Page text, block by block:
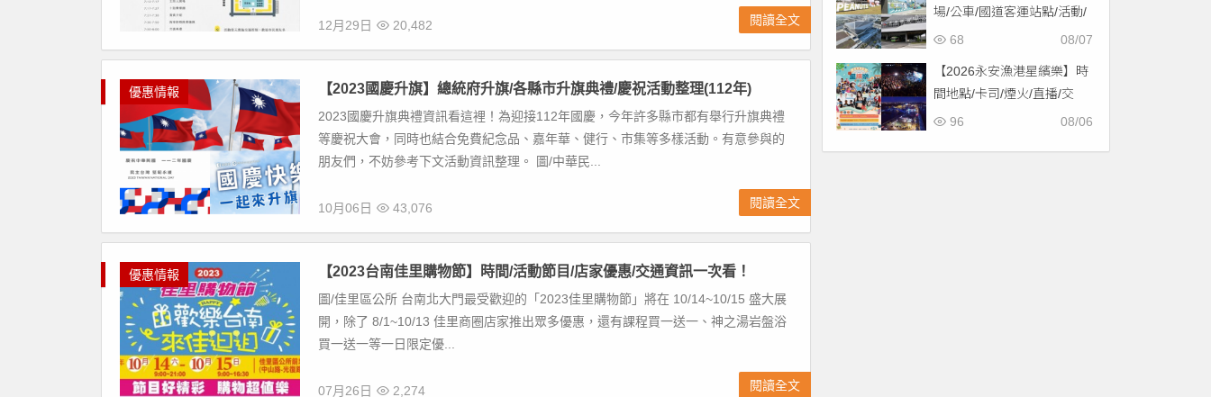
12月29日 20,482 閱讀全文
優惠情報 【2023國慶升旗】總統府升旗/各縣市升旗典禮/慶祝活動整理(112年)
2023國慶升旗典禮資訊看這裡！為迎接112年國慶，今年許多縣市都有舉行升旗典禮
等慶祝大會，同時也結合免費紀念品、嘉年華、健行、市集等多樣活動。有意參與的
朋友們，不妨參考下文活動資訊整理。 圖/中華民...
10月06日 43,076 閱讀全文
優惠情報 【2023台南佳里購物節】時間/活動節目/店家優惠/交通資訊一次看！
圖/佳里區公所 台南北大門最受歡迎的「2023佳里購物節」將在 10/14~10/15 盛大展
開，除了 8/1~10/13 佳里商圈店家推出眾多優惠，還有課程買一送一、神之湯岩盤浴
買一送一等一日限定優...
07月26日 2,274 閱讀全文
場/公車/國道客運站點/活動/
交通，啟用免費停車！ 08/07
68
【2026永安漁港星繽樂】時
間地點/卡司/煙火/直播/交
通，免費入場！
08/06
96